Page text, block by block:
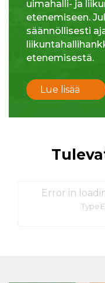
uimahalli- ja
etenemiseen.
säännöllisesti
etenemisestä.
Lue lisää
Error in